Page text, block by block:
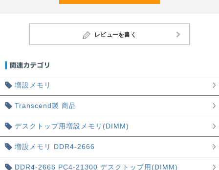
レビューを書く
増設メモリ
Transcend製 商品
デスクトップ用増設メモリ(DIMM)
増設メモリ DDR4-2666
DDR4-2666 PC4-21300 デスクトップ用(DIMM)